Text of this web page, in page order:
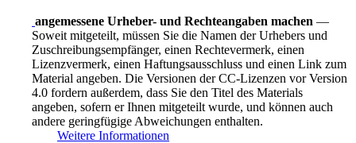
angemessene Urheber- und Rechteangaben machen —
Soweit mitgeteilt, müssen Sie die Namen der Urhebers und
Zuschreibungsempfänger, einen Rechtevermerk, einen
Lizenzvermerk, einen Haftungsausschluss und einen Link zum
Material angeben. Die Versionen der CC-Lizenzen vor Version
4.0 fordern außerdem, dass Sie den Titel des Materials
angeben, sofern er Ihnen mitgeteilt wurde, und können auch
andere geringfügige Abweichungen enthalten.
Weitere Informationen